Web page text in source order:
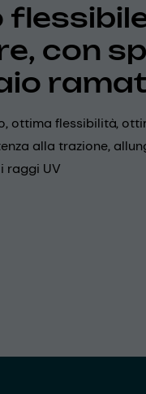
con
ottima flessibilità,
alla trazione,
raggi UV